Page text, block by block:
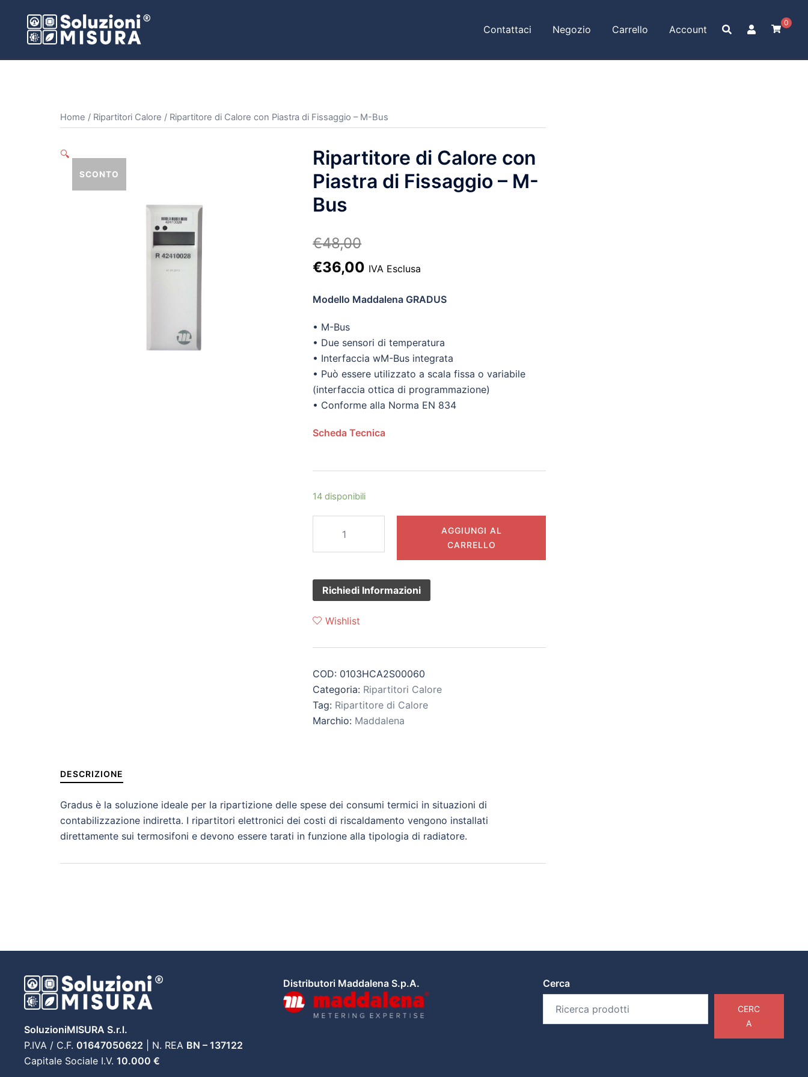
contenuto
Contattaci Negozio Carrello Account
0
Home / Ripartitori Calore / Ripartitore di Calore con Piastra di Fissaggio – M-Bus
🔍
SCONTO
Ripartitore di Calore con
Piastra di Fissaggio – M-
Bus
€48,00
Il
originale
era:
€48,00.
€36,00 Il
attuale
€36,00.
IVA Esclusa
Modello Maddalena GRADUS
• M-Bus
• Due sensori di temperatura
• Interfaccia wM-Bus integrata
• Può essere utilizzato a scala fissa o variabile
(interfaccia ottica di programmazione)
• Conforme alla Norma EN 834
Scheda Tecnica
14 disponibili
Calore
Piastra
di
Fissaggio
M-
quantità
AGGIUNGI AL
CARRELLO
Wishlist
COD: 0103HCA2S00060
Categoria: Ripartitori Calore
Tag: Ripartitore di Calore
Marchio: Maddalena
DESCRIZIONE
Gradus è la soluzione ideale per la ripartizione delle spese dei consumi termici in situazioni di
contabilizzazione indiretta. I ripartitori elettronici dei costi di riscaldamento vengono installati
direttamente sui termosifoni e devono essere tarati in funzione alla tipologia di radiatore.
SoluzioniMISURA S.r.l.
P.IVA / C.F. 01647050622 | N. REA BN – 137122
Capitale Sociale I.V. 10.000 €
Distributori Maddalena S.p.A. Cerca
CERC
A